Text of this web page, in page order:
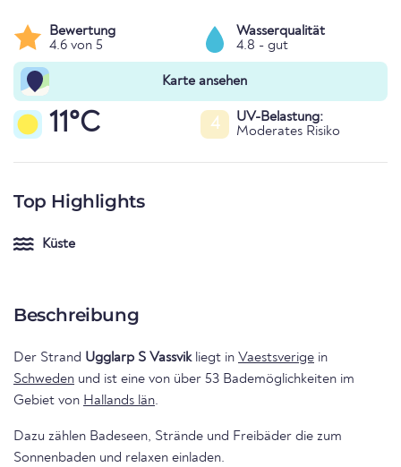
Bewertung
4.6 von 5
Wasserqualität
4.8 - gut
Karte ansehen
11°C 4
UV-Belastung:
Moderates Risiko
Top Highlights
Küste
Beschreibung
Der Strand Ugglarp S Vassvikliegt in Vaestsverige in
Schweden und ist eine von über 53 Bademöglichkeiten im
Gebiet von Hallands län.
Dazu zählen Badeseen, Strände und Freibäder die zum
Sonnenbaden und relaxen einladen.